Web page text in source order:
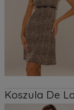
Koszula De